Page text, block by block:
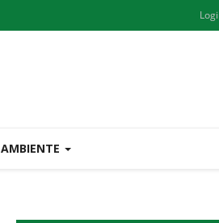
AMBIENTE